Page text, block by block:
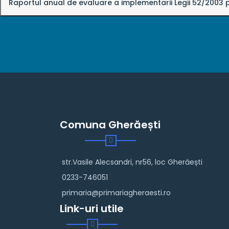
Raportul anual de evaluare a implementarii Legii 52/2003
Comuna Gherăești
str.Vasile Alecsandri, nr56, loc Gherăești
0233-746051
primaria@primariagheraesti.ro
Link-uri utile